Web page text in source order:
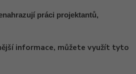
práci projektantů,
informace, můžete využít tyto